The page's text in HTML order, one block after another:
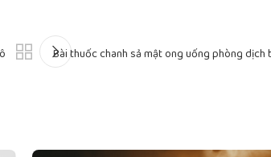
Bài thuốc chanh sả mật ong uống phòng dịch